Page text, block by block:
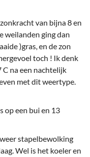
van bijna 8 en
weilanden ging dan
)gras, en de zon
toch ! Ik denk
C na een nachtelijk
met dit weertype.
op een bui en 13
stapelbewolking
Wel is het koeler en